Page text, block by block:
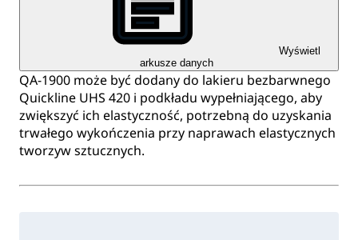
Wyświetl
arkusze danych
QA-1900 może być dodany do lakieru bezbarwnego
Quickline UHS 420 i podkładu wypełniającego, aby
zwiększyć ich elastyczność, potrzebną do uzyskania
trwałego wykończenia przy naprawach elastycznych
tworzyw sztucznych.